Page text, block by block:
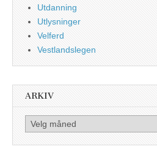
Utdanning
Utlysninger
Velferd
Vestlandslegen
ARKIV
Arkiv